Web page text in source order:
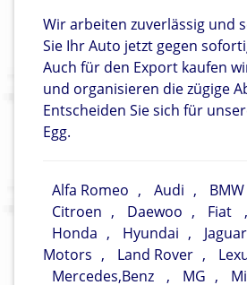
Wir arbeiten zuverlässig und
Sie Ihr Auto jetzt gegen
Auch für den Export kaufen
und organisieren die zügige
Entscheiden Sie sich für
Egg.
Alfa Romeo , Audi , BMW
Citroen , Daewoo , Fiat ,
Honda , Hyundai , Jaguar
Motors , Land Rover ,
Mercedes,Benz
, MG ,